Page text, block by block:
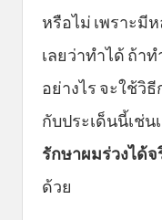
หรือไม่ เพราะมี
เลยว่าทำได้ ถ้า
อย่างไร จะใช้วิธี
กับประเด็นนี้เช่น
รักษาผมร่วงได้จ
ด้วย